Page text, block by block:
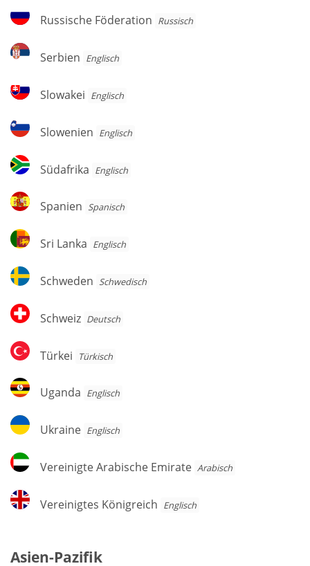
Russische
Föderation
Russische Föderation Russisch
Serbien
Serbien Englisch
Slowakei
Slowakei Englisch
Slowenien
Slowenien Englisch
Südafrika
Südafrika Englisch
Spanien
Spanien Spanisch
Sri
Lanka
Sri Lanka Englisch
Schweden
Schweden Schwedisch
Schweiz
Schweiz Deutsch
Türkei
Türkei Türkisch
Uganda
Uganda Englisch
Ukraine
Ukraine Englisch
Vereinigte
Arabische
Vereinigte Arabische Emirate Arabisch
Vereinigtes
Königreich
Vereinigtes Königreich Englisch
Asien-Pazifik